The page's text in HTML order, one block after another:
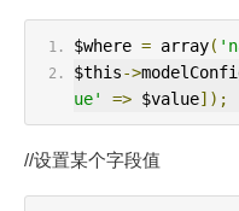
$where = array(
$this->
ue'
=> $value]);
//设置某个字段值